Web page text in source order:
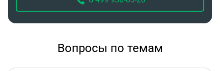
Вопросы по темам